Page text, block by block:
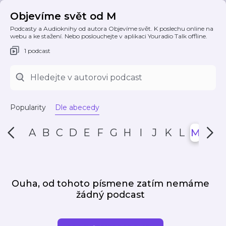
Objevíme svět od M
Podcasty a Audioknihy od autora Objevíme svět. K poslechu online na
webu a ke stažení. Nebo poslouchejte v aplikaci Youradio Talk offline.
1 podcast
Popularity Dle abecedy
A B C D E F G H I J K L M N
Ouha, od tohoto písmene zatím nemáme
žádný podcast